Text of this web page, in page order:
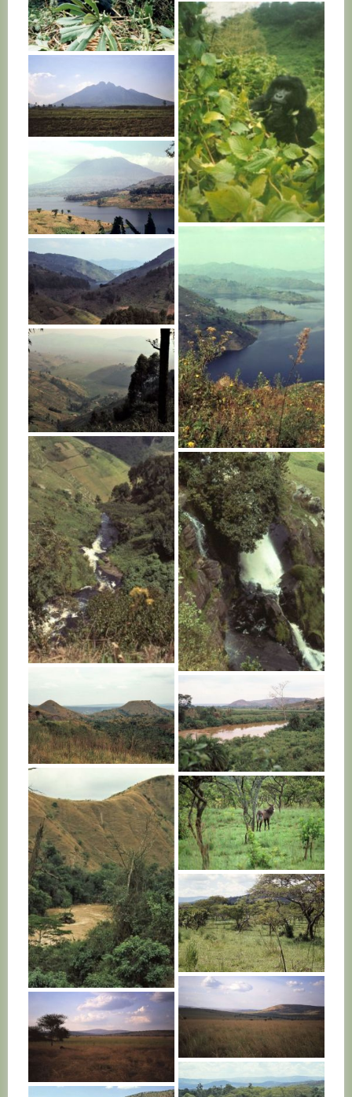
RWANDA
RWANDA
RWANDA
RWANDA
RWANDA
RWANDA
RWANDA
RWANDA
RWANDA
RWANDA